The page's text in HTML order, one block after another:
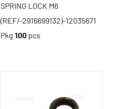
SPRING LOCK M6
(REF/-2916699132)-12035671
Pkg 100 pcs